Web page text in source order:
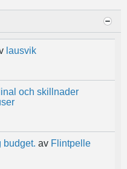
lausvik
och skillnader
budget. av Flintpelle